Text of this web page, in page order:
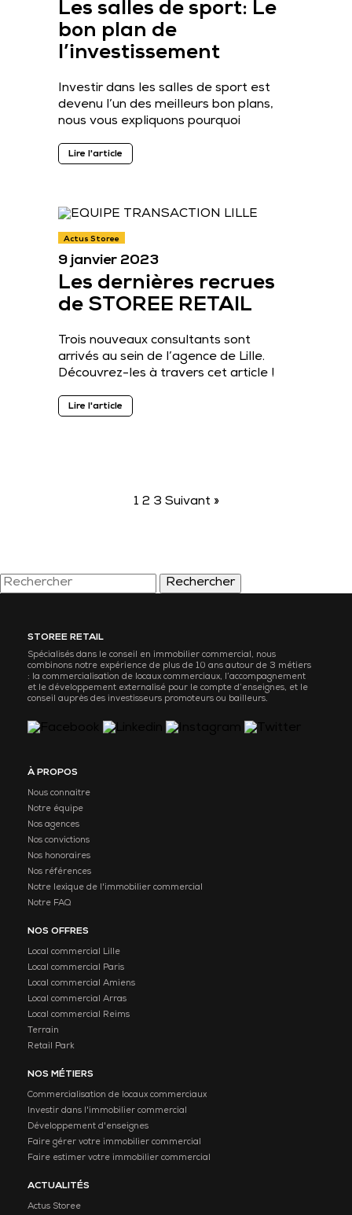
Les salles de sport: Le
bon plan de
l’investissement
Investir dans les salles de sport est
devenu l’un des meilleurs bon plans,
nous vous expliquons pourquoi
Lire l'article
Actus Storee
9 janvier 2023
Les dernières recrues
de STOREE RETAIL
Trois nouveaux consultants sont
arrivés au sein de l’agence de Lille.
Découvrez-les à travers cet article !
Lire l'article
1 2 3 Suivant »
Rechercher
STOREE RETAIL
Spécialisés dans le conseil en immobilier commercial, nous
combinons notre expérience de plus de 10 ans autour de 3 métiers
: la commercialisation de locaux commerciaux, l’accompagnement
et le développement externalisé pour le compte d’enseignes, et le
conseil auprès des investisseurs promoteurs ou bailleurs.
À PROPOS
Nous connaitre
Notre équipe
Nos agences
Nos convictions
Nos honoraires
Nos références
Notre lexique de l'immobilier commercial
Notre FAQ
NOS OFFRES
Local commercial Lille
Local commercial Paris
Local commercial Amiens
Local commercial Arras
Local commercial Reims
Terrain
Retail Park
NOS MÉTIERS
Commercialisation de locaux commerciaux
Investir dans l'immobilier commercial
Développement d'enseignes
Faire gérer votre immobilier commercial
Faire estimer votre immobilier commercial
ACTUALITÉS
Actus Storee